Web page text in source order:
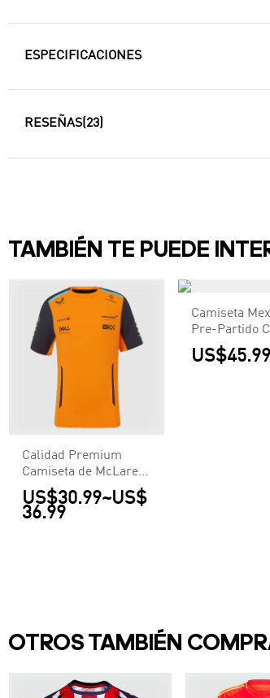
ESPECIFICACIONES
RESEÑAS(23)
TAMBIÉN TE PUEDE
Calidad Premium
Camiseta de McLaren
F1 Racing Team Set
Up T-Shirt Orange
Hombre Naranja
US$30.99~US$
36.99
Camiseta
Pre-Partido
Mundo Pre-
Versión
US$45.99
OTROS TAMBIÉN